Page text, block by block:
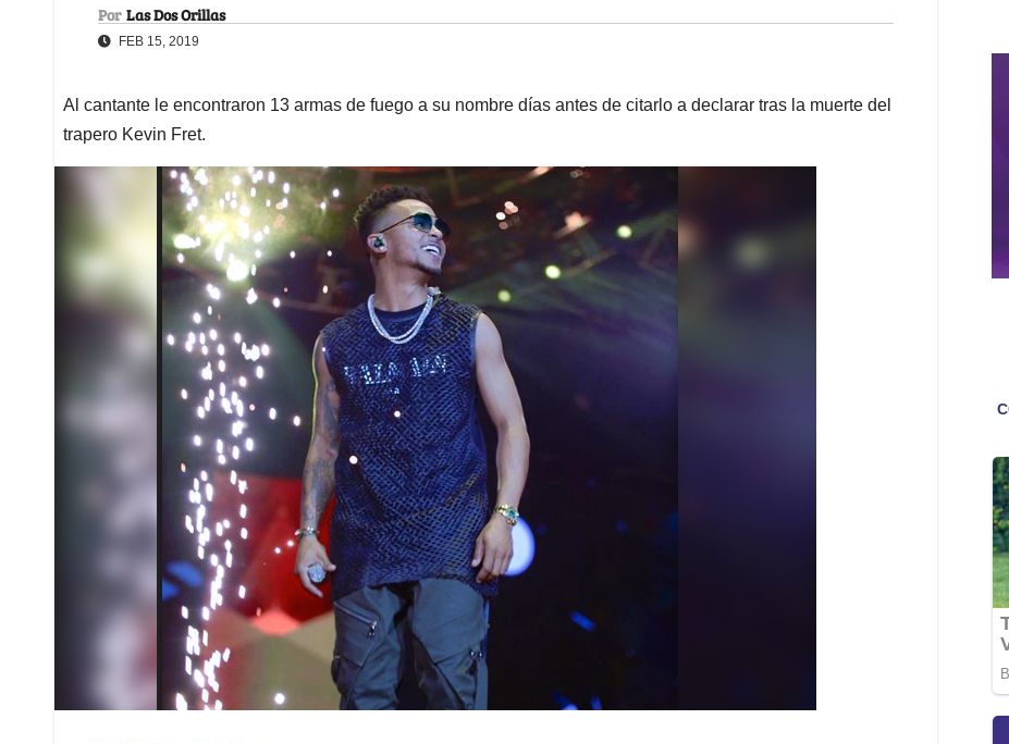
Por Las Dos Orillas
FEB 15, 2019
Al cantante le encontraron 13 armas de fuego a su nombre días antes de citarlo a declarar tras la muerte del
trapero Kevin Fret.